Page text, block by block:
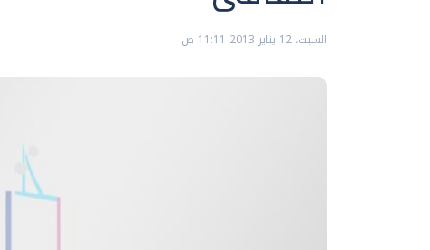
السبت، 12 يناير 2013 11:11 ص